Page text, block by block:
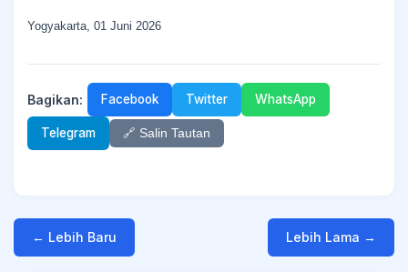
Yogyakarta, 01 Juni 2026
Bagikan: Facebook Twitter WhatsApp
Telegram 🔗 Salin Tautan
← Lebih Baru Lebih Lama →